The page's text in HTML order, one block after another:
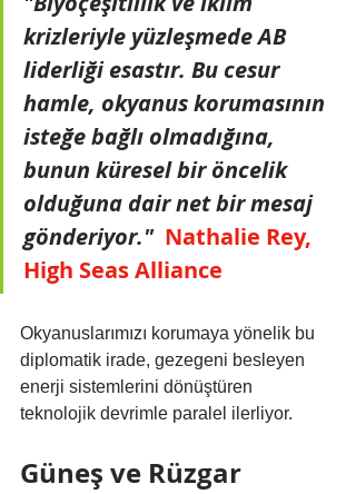
krizleriyle yüzleşmede AB
liderliği esastır. Bu cesur
hamle, okyanus korumasının
isteğe bağlı olmadığına,
bunun küresel bir öncelik
olduğuna dair net bir mesaj
gönderiyor." Nathalie Rey,
High Seas Alliance
Okyanuslarımızı korumaya yönelik bu
diplomatik irade, gezegeni besleyen
enerji sistemlerini dönüştüren
teknolojik devrimle paralel ilerliyor.
Güneş ve Rüzgar